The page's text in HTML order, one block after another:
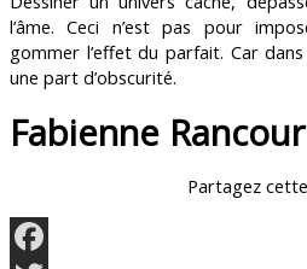
l’âme. Ceci n’est pas pour
gommer l’effet du parfait. Car
une part d’obscurité.
Fabienne
Partagez